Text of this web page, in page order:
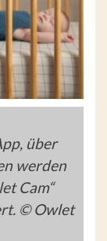
über
werden
Cam“
© Owlet